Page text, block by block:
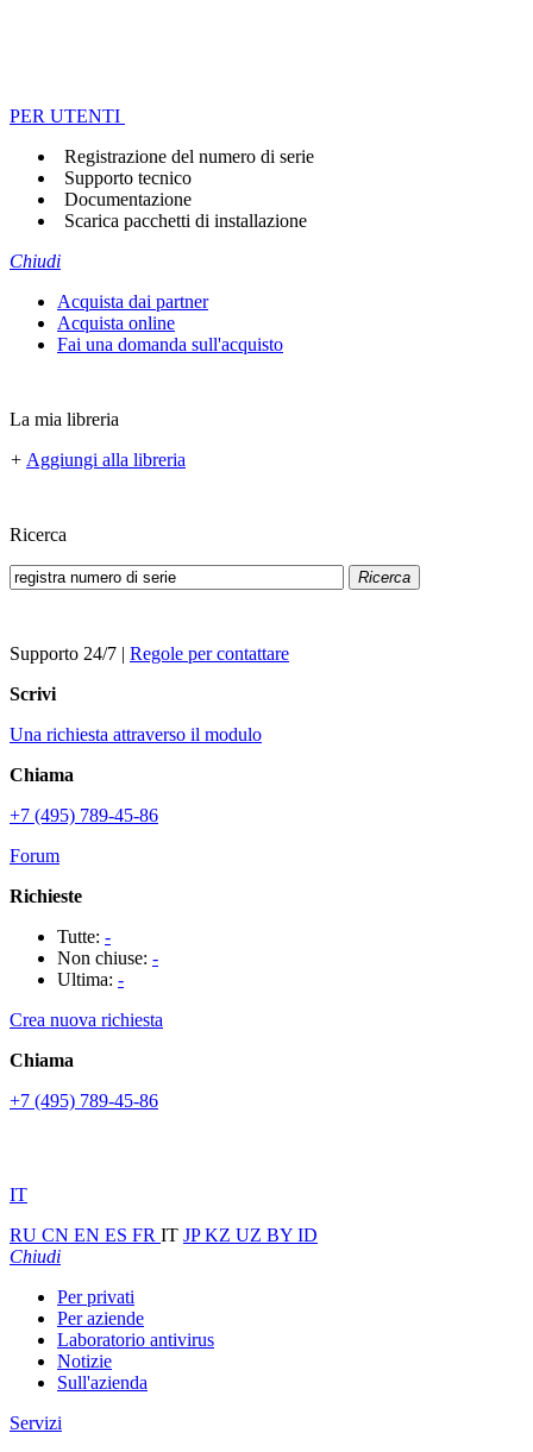
PER UTENTI
Registrazione del numero di serie
Supporto tecnico
Documentazione
Scarica pacchetti di installazione
Chiudi
Acquista dai partner
Acquista online
Fai una domanda sull'acquisto
La mia libreria
+ Aggiungi alla libreria
Ricerca
Ricerca
Supporto 24/7 | Regole per contattare
Scrivi
Una richiesta attraverso il modulo
Chiama
+7 (495) 789-45-86
Forum
Richieste
Tutte: -
Non chiuse: -
Ultima: -
Crea nuova richiesta
Chiama
+7 (495) 789-45-86
IT
RU CN EN ES FR IT JPKZ UZ BY ID
Chiudi
Per privati
Per aziende
Laboratorio antivirus
Notizie
Sull'azienda
Servizi